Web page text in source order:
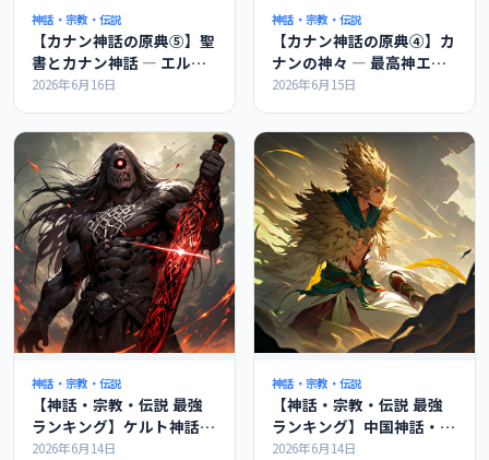
神話・宗教・伝説
【カナン神話の原典⑤】聖
書とカナン神話 ― エル・
バアル・レヴィアタンのつ
2026年6月16日
神話・宗教・伝説
【カナン神話の原典④】カ
ナンの神々 ― 最高神エル
とバアル、神々の会議を解
2026年6月15日
神話・宗教・伝説
【神話・宗教・伝説 最強
ランキング】ケルト神話の
最強ランキングの紹介
2026年6月14日
神話・宗教・伝説
【神話・宗教・伝説 最強
ランキング】中国神話・道
教の最強ランキングの紹介
2026年6月14日